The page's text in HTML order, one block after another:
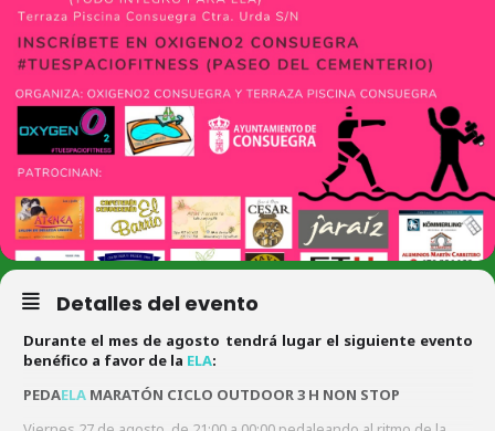
Detalles del evento
Durante el mes de agosto tendrá lugar el siguiente evento
benéfico a favor de la ELA:
PEDAELA MARATÓN CICLO OUTDOOR 3 H NON STOP